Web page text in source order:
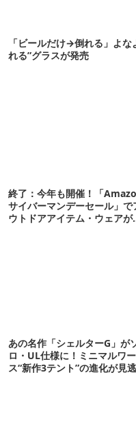
「ビールだけ→倒れる」よ
れる”グラスが発売
終了：今年も開催！「
サイバーマンデーセール」で
ウトドアアイテム・ウェアが
あの名作「シェルターG」が
ロ・UL仕様に！ミニマルワ
ス“新作3テント”の進化が見